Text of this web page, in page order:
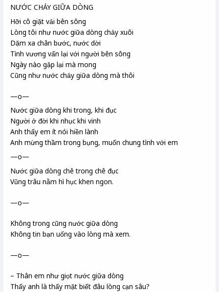
NƯỚC CHẢY GIỮA DÒNG
Hỡi cô giặt vải bên sông
Lòng tôi như nước giữa dòng chảy xuôi
Dặm xa chân bước, nước dời
Tình vương vấn lại với người bên sông
Ngày nào gặp lại mà mong
Cũng như nước chảy giữa dòng mà thôi
—o—
Nước giữa dòng khi trong, khi đục
Người ở đời khi nhục khi vinh
Anh thấy em ít nói hiền lành
Anh mừng thầm trong bụng, muốn chung tình với em
—o—
Nước giữa dòng chê trong chê đục
Vũng trâu nằm hì hục khen ngon.
—o—
Không trong cũng nước giữa dòng
Không tin bạn uống vào lòng mà xem.
—o—
– Thân em như giọt nước giữa dòng
Thấy anh là thấy mặt biết đâu lòng cạn sâu?